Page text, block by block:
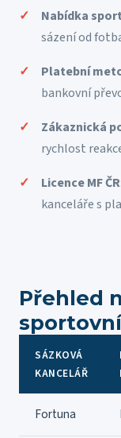
Nabídka
sázení od
Platební
bankovní
Zákaznická
rychlost
Licence MF ČR
kanceláře s
Přehled
SÁZKOVÁ
KANCELÁŘ
Fortuna